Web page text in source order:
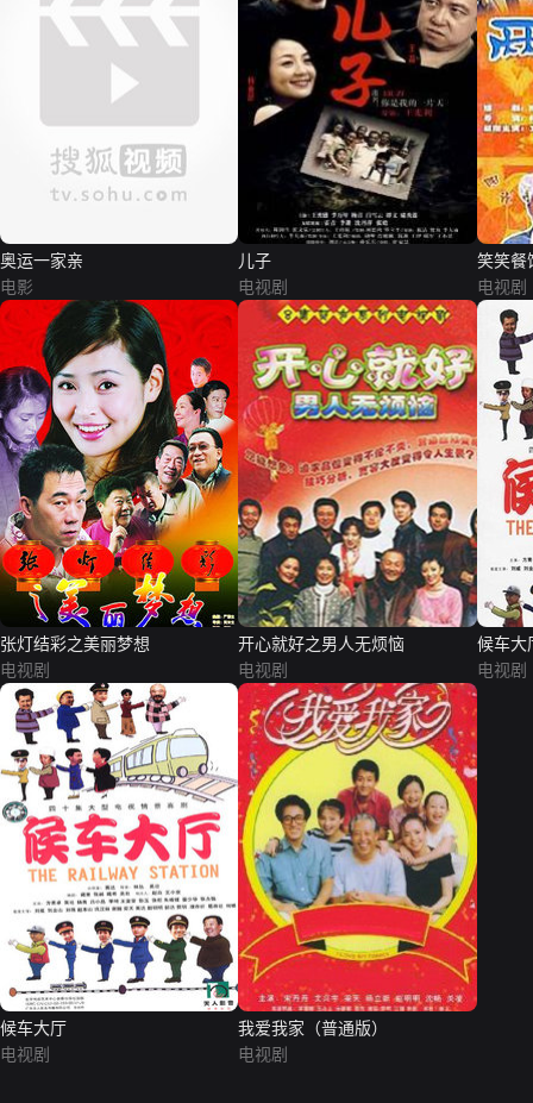
奥运一家亲
电影
儿子
电视剧
笑笑餐
电视剧
张灯结彩之美丽梦想
电视剧
开心就好之男人无烦恼
电视剧
候车大
电视剧
候车大厅
电视剧
我爱我家（普通版）
电视剧